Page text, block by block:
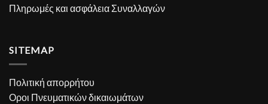
Πληρωμές και ασφάλεια Συναλλαγών
SITEMAP
Πολιτική απορρήτου
Οροι Πνευματικών δικαιωμάτων